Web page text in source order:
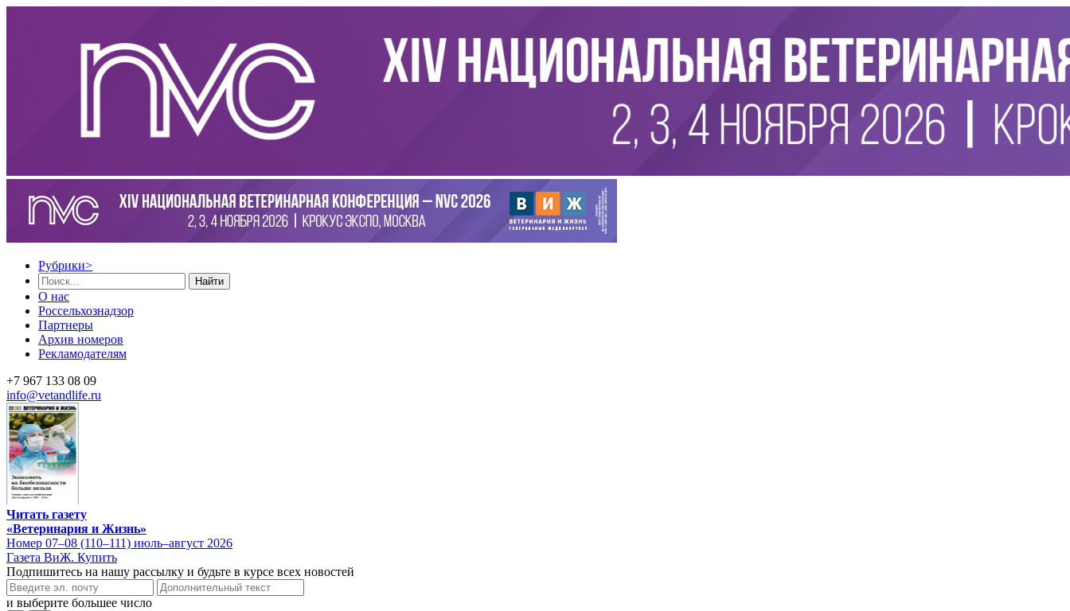
Рубрики>
Найти
О нас
Россельхознадзор
Партнеры
Архив номеров
Рекламодателям
+7 967 133 08 09
info@vetandlife.ru
Читать газету
«Ветеринария и Жизнь»
Номер 07–08 (110–111) июль–август 2026
Газета ВиЖ. Купить
Подпишитесь на нашу рассылку и будьте в курсе всех новостей
и выберите большее число